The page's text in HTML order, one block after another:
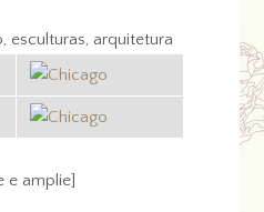
esculturas, arquitetura
e amplie]